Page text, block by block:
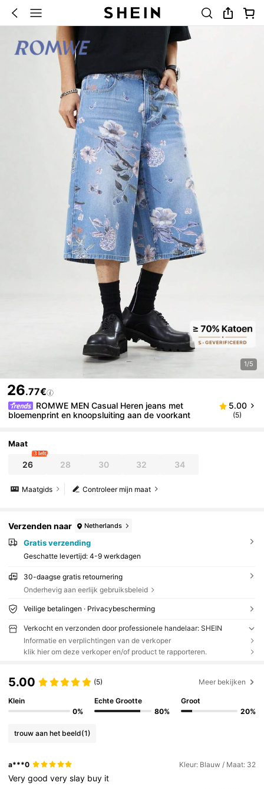
1/5
26.77€
ROMWE MEN Casual Heren jeans met
bloemenprint en knoopsluiting aan de voorkant
5.00
(5)
Maat
26
3 left
28 30 32 34
Controleer mijn maat
Maatgids
Verzenden naar Netherlands
Gratis verzending
Geschatte levertijd: 4-9 werkdagen
30-daagse gratis retournering
Onderhevig aan eerlijk gebruiksbeleid
Veilige betalingen · Privacybescherming
Verkocht en verzonden door professionele handelaar: SHEIN
Informatie en verplichtingen van de verkoper
klik hier om deze verkoper en/of product te rapporteren.
5.00 (5) Meer bekijken
Klein
0%
Echte Grootte
80%
Groot
20%
trouw aan het beeld(1)
a***0 Kleur: Blauw / Maat: 32
Verygoodveryslay buy it